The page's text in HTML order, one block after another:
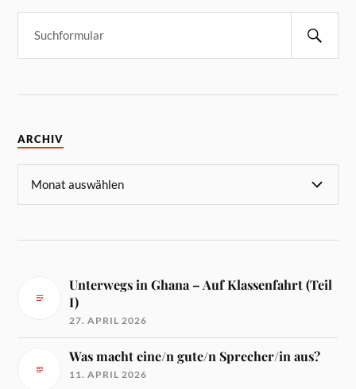
ARCHIV
Unterwegs in Ghana – Auf Klassenfahrt (Teil
I)
27. APRIL 2026
Was macht eine/n gute/n Sprecher/in aus?
11. APRIL 2026